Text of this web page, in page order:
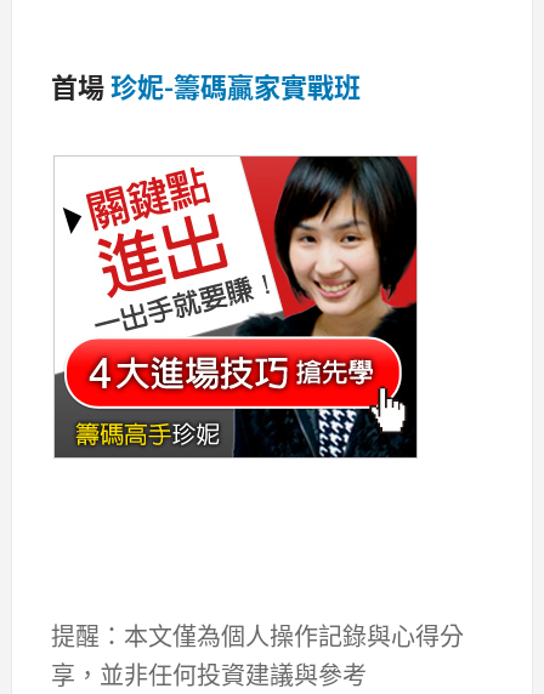
首場珍妮-籌碼贏家實戰班
提醒：本文僅為個人操作記錄與心得分
享，並非任何投資建議與參考